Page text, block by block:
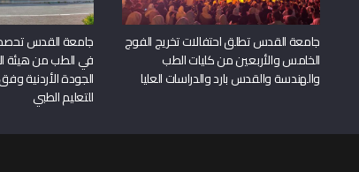
جامعة القدس تطلق احتفالات تخريج الفوج
الخامس والأربعين من كليات الطب
والهندسة والقدس بارد والدراسات العليا
جامعة القدس تحصد
في الطب من هيئة
الجودة الأردنية
للتعليم الطبي